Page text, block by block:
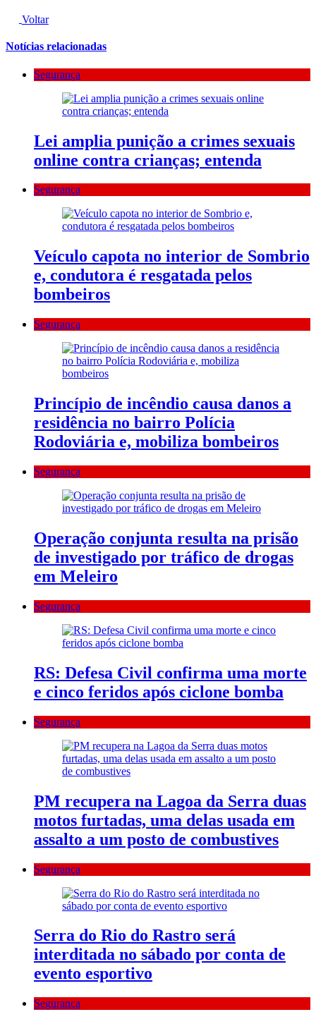
Voltar
Notícias relacionadas
Segurança
Lei amplia punição a crimes sexuais
online contra crianças; entenda
Segurança
Veículo capota no interior de Sombrio
e, condutora é resgatada pelos
bombeiros
Segurança
Princípio de incêndio causa danos a
residência no bairro Polícia
Rodoviária e, mobiliza bombeiros
Segurança
Operação conjunta resulta na prisão
de investigado por tráfico de drogas
em Meleiro
Segurança
RS: Defesa Civil confirma uma morte
e cinco feridos após ciclone bomba
Segurança
PM recupera na Lagoa da Serra duas
motos furtadas, uma delas usada em
assalto a um posto de combustives
Segurança
Serra do Rio do Rastro será
interditada no sábado por conta de
evento esportivo
Segurança